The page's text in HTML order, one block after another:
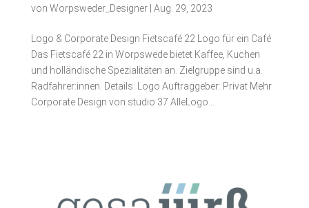
von Worpsweder_Designer| Aug. 29, 2023
Logo & Corporate Design Fietscafé 22 Logo für ein Café
Das Fietscafé 22 in Worpswede bietet Kaffee, Kuchen
und holländische Spezialitäten an. Zielgruppe sind u.a.
Radfahrer:innen. Details: Logo Auftraggeber: Privat Mehr
Corporate Design von studio 37 AlleLogo...